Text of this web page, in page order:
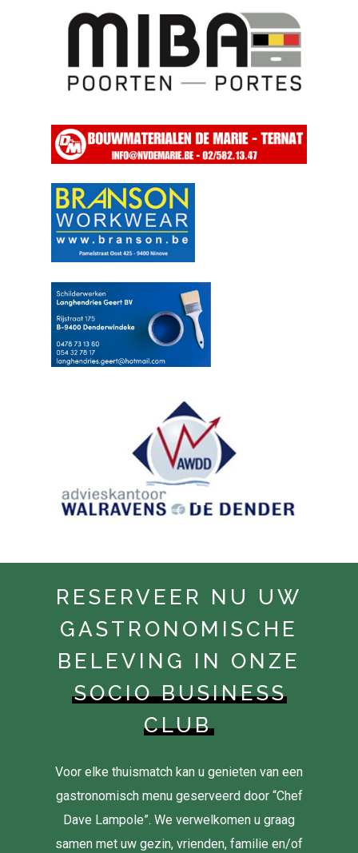
RESERVEER NU UW
GASTRONOMISCHE
BELEVING IN ONZE
SOCIO BUSINESS
CLUB
Voor elke thuismatch kan u genieten van een
gastronomisch menu geserveerd door “Chef
Dave Lampole”. We verwelkomen u graag
samen met uw gezin, vrienden, familie en/of